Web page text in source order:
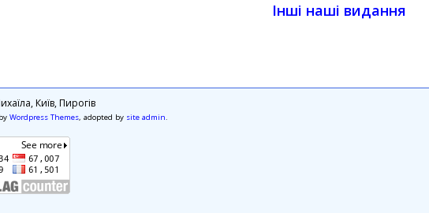
Інші наші видання
Київ, Пирогів
Wordpress Themes, adopted by site admin.